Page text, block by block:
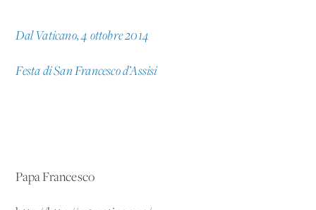
Dal Vaticano, 4 ottobre 2014
Festa di San Francesco d’Assisi
Papa Francesco